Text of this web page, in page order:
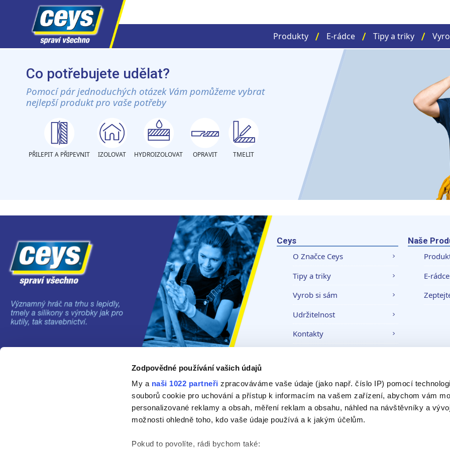
Zodpovědné používání vašich údajů
My a naši 1022 partneři zpracováváme vaše údaje (jako např. číslo IP) pomocí
souborů cookie pro uchování a přístup k informacím na vašem zařízení, abychom vám
personalizované reklamy a obsah, měření reklam a obsahu, náhled na návštěvníky a
možnosti ohledně toho, kdo vaše údaje používá a k jakým účelům.
Pokud to povolíte, rádi bychom také:
Produkty E-rádce Tipy a triky
Co potřebujete udělat?
Pomocí pár jednoduchých otázek Vám pomůžeme vybrat
nejlepší produkt pro vaše potřeby
PŘILEPIT A PŘIPEVNIT IZOLOVAT HYDROIZOLOVAT OPRAVIT TMELIT
Ceys
O Značce Ceys
Tipy a triky
Vyrob si sám
Udržitelnost
Kontakty
Naše
E-rádce